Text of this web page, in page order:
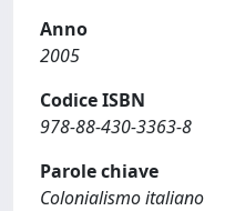
Anno
2005
Codice ISBN
978-88-430-3363-8
Parole chiave
Colonialismo italiano